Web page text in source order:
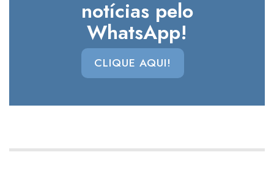
notícias pelo
WhatsApp!
CLIQUE AQUI!